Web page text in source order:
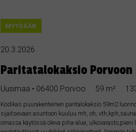
MYYDÄÄN
20.3.2026
Paritatalokaksio
Uusimaa • 06400 Porvoo 59 m²
Kodikas puurakenteinen paritalokaksio 59m2
sijaitsevaan asuntoon kuuluu mh, oh,
omassa käytössä oleva piha-alue,